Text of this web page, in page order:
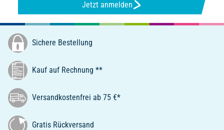
Jetzt anmelden
Sichere Bestellung
Kauf auf Rechnung **
Versandkostenfrei ab 75 €*
Gratis Rückversand